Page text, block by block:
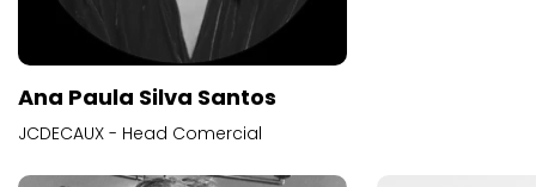
Ana Paula Silva Santos
JCDECAUX - Head Comercial